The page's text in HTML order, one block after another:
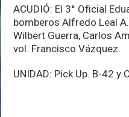
ACUDIÓ: El 3° Oficial
bomberos Alfredo Leal
Wilbert Guerra, Carlos
vol. Francisco Vázquez.
UNIDAD: Pick Up. B-42 y